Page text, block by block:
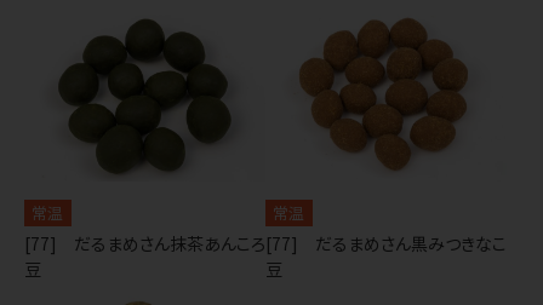
常温
[77] だるまめさん抹茶あんころ
豆
常温
[77] だるまめさん黒みつきなこ
豆